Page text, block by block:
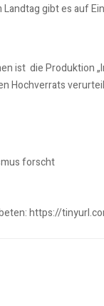
gibt es auf
ist die Produktion
Hochverrats
forscht
https://